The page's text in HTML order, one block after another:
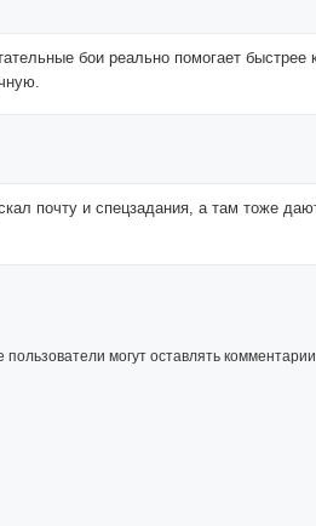
бои реально помогает
почту и спецзадания, а там тоже
могут оставлять